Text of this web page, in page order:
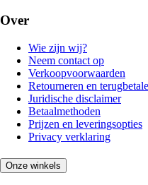
Over
Wie zijn wij?
Neem contact op
Verkoopvoorwaarden
Retourneren en
Juridische disclaimer
Betaalmethoden
Prijzen en leveringsopties
Privacy verklaring
Onze winkels